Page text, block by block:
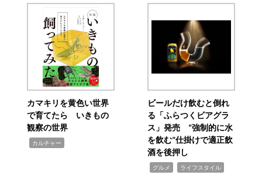
カマキリを黄色い世界
で育てたら いきもの
観察の世界
カルチャー
ビールだけ飲むと倒れ
る「ふらつくビアグラ
ス」発売 “強制的に水
を飲む”仕掛けで適正飲
酒を後押し
グルメ ライフスタイル